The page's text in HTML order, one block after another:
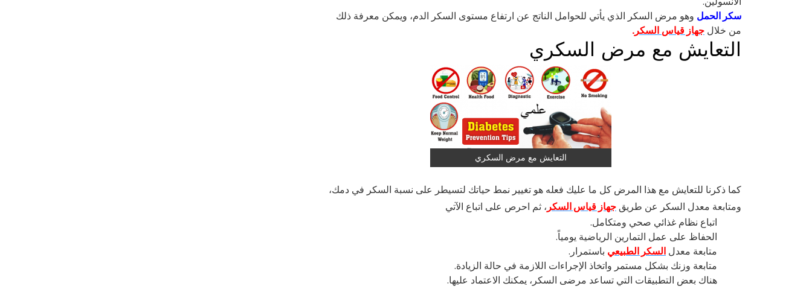
سكر الحمل وهو مرض السكر الذي يأتي للحوامل الناتج عن ارتفاع مستوى السكر الدم، ويمكن معرفة ذلك
من خلال جهاز قياس السكر.
التعايش مع مرض السكري
التعايش مع مرض السكري
كما ذكرنا للتعايش مع هذا المرض كل ما عليك فعله هو تغيير نمط حياتك لتسيطر على نسبة السكر في دمك،
ومتابعة معدل السكر عن طريقجهاز قياس السكر، ثم احرص على اتباع الآتي
اتباع نظام غذائي صحي ومتكامل.
الحفاظ على عمل التمارين الرياضية يومياً.
متابعة معدل السكر الطبيعي باستمرار.
متابعة وزنك بشكل مستمر واتخاذ الإجراءات اللازمة في حالة الزيادة.
هناك بعض التطبيقات التي تساعد مرضى السكر، يمكنك الاعتماد عليها.